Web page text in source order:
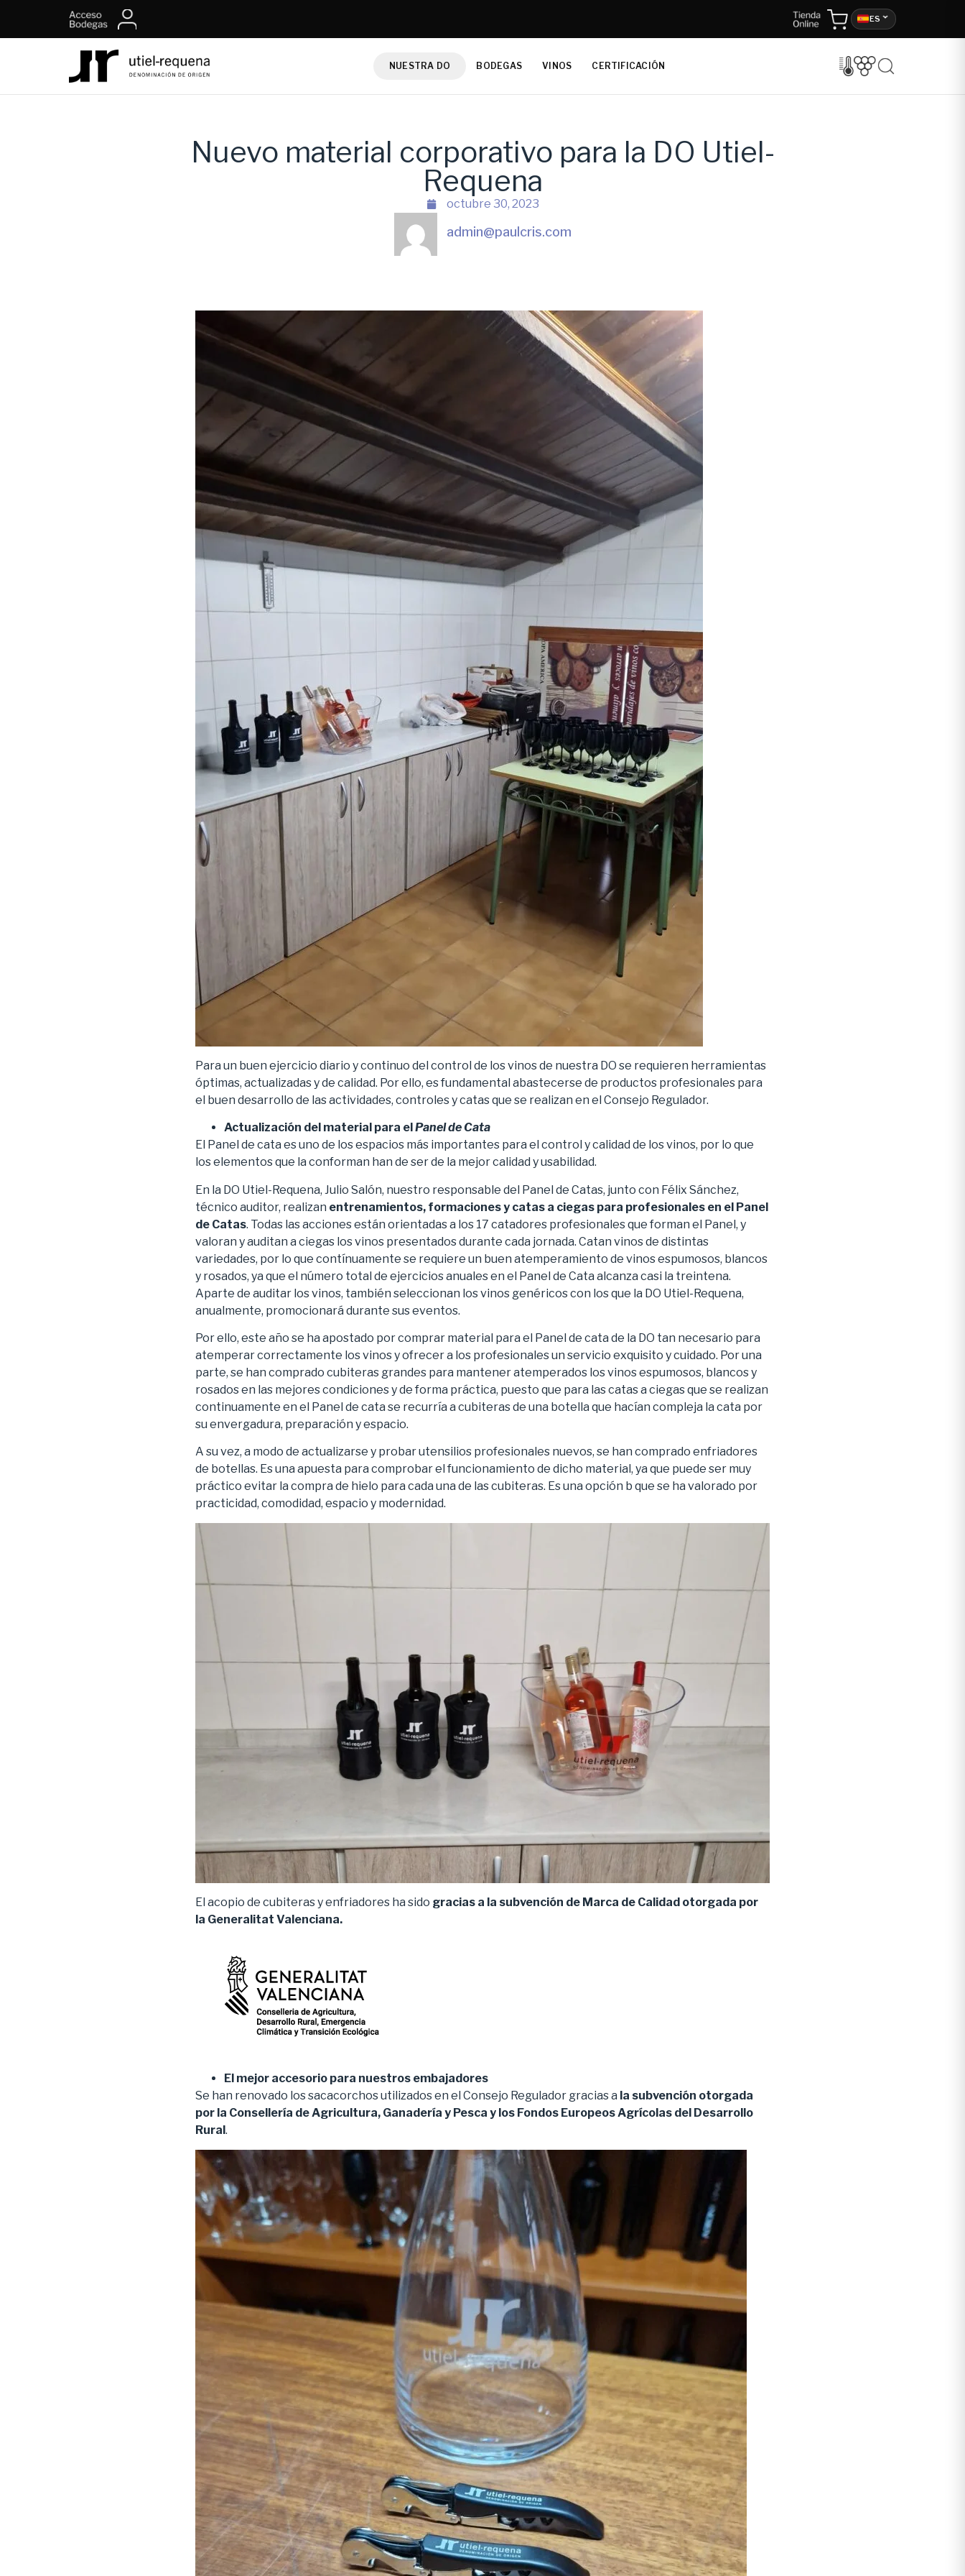
ES
NUESTRA DO BODEGAS VINOS CERTIFICACIÓN
Nuevo material corporativo para la DO Utiel-
Requena
octubre 30, 2023
admin@paulcris.com
Para un buen ejercicio diario y continuo del control de los vinos de nuestra DO se requieren herramientas
óptimas, actualizadas y de calidad. Por ello, es fundamental abastecerse de productos profesionales para
el buen desarrollo de las actividades, controles y catas que se realizan en el Consejo Regulador.
Actualización del material para el Panel de Cata
El Panel de cata es uno de los espacios más importantes para el control y calidad de los vinos, por lo que
los elementos que la conforman han de ser de la mejor calidad y usabilidad.
En la DO Utiel-Requena, Julio Salón, nuestro responsable del Panel de Catas, junto con Félix Sánchez,
técnico auditor, realizan entrenamientos, formaciones y catas a ciegas para profesionales en el Panel
de Catas. Todas las acciones están orientadas a los 17 catadores profesionales que forman el Panel, y
valoran y auditan a ciegas los vinos presentados durante cada jornada. Catan vinos de distintas
variedades, por lo que contínuamente se requiere un buen atemperamiento de vinos espumosos, blancos
y rosados, ya que el número total de ejercicios anuales en el Panel de Cata alcanza casi la treintena.
Aparte de auditar los vinos, también seleccionan los vinos genéricos con los que la DO Utiel-Requena,
anualmente, promocionará durante sus eventos.
Por ello, este año se ha apostado por comprar material para el Panel de cata de la DO tan necesario para
atemperar correctamente los vinos y ofrecer a los profesionales un servicio exquisito y cuidado. Por una
parte, se han comprado cubiteras grandes para mantener atemperados los vinos espumosos, blancos y
rosados en las mejores condiciones y de forma práctica, puesto que para las catas a ciegas que se realizan
continuamente en el Panel de cata se recurría a cubiteras de una botella que hacían compleja la cata por
su envergadura, preparación y espacio.
A su vez, a modo de actualizarse y probar utensilios profesionales nuevos, se han comprado enfriadores
de botellas. Es una apuesta para comprobar el funcionamiento de dicho material, ya que puede ser muy
práctico evitar la compra de hielo para cada una de las cubiteras. Es una opción b que se ha valorado por
practicidad, comodidad, espacio y modernidad.
El acopio de cubiteras y enfriadores ha sido gracias a la subvención de Marca de Calidad otorgada por
la Generalitat Valenciana.
El mejor accesorio para nuestros embajadores
Se han renovado los sacacorchos utilizados en el Consejo Regulador gracias a la subvención otorgada
por la Consellería de Agricultura, Ganadería y Pesca y los Fondos Europeos Agrícolas del Desarrollo
Rural .